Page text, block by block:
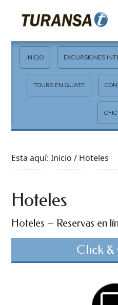
INICIO EXCURSIONES
TOURS EN GUATE
Esta aquí:Inicio / Hoteles
Hoteles
Hoteles – Reservas en
Click &